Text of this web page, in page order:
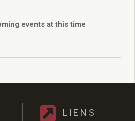
2022
2021
2020
2019
2018
2014
2013
events at this time
LIENS